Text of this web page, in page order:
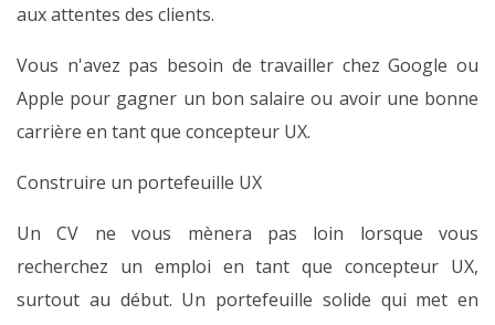
aux attentes des clients.
Vous n'avez pas besoin de travailler chez Google ou
Apple pour gagner un bon salaire ou avoir une bonne
carrière en tant que concepteur UX.
Construire un portefeuille UX
Un CV ne vous mènera pas loin lorsque vous
recherchez un emploi en tant que concepteur UX,
surtout au début. Un portefeuille solide qui met en